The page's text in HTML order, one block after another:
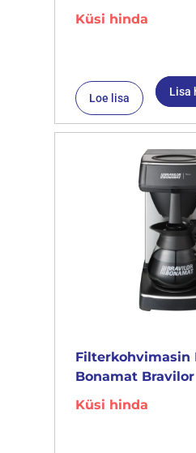
Küsi hinda
Loe lisa Lisa
Filterkohvimasin
Bonamat Bravilor
Küsi hinda